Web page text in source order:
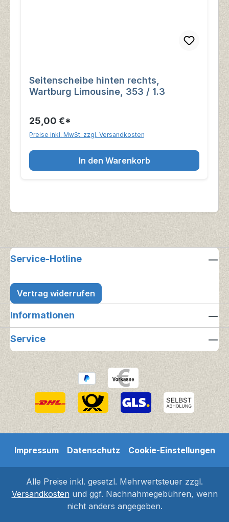
Seitenscheibe hinten rechts,
Wartburg Limousine, 353 / 1.3
25,00 €*
Preise inkl. MwSt. zzgl. Versandkosten
In den Warenkorb
Service-Hotline
Vertrag widerrufen
Informationen
Service
Impressum Datenschutz Cookie-Einstellungen
Alle Preise inkl. gesetzl. Mehrwertsteuer zzgl.
Versandkostenund ggf. Nachnahmegebühren, wenn
nicht anders angegeben.